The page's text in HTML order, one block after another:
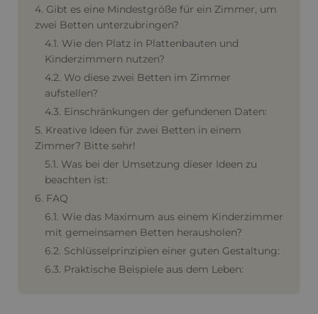
4. Gibt es eine Mindestgröße für ein Zimmer, um
zwei Betten unterzubringen?
4.1. Wie den Platz in Plattenbauten und
Kinderzimmern nutzen?
4.2. Wo diese zwei Betten im Zimmer
aufstellen?
4.3. Einschränkungen der gefundenen Daten:
5. Kreative Ideen für zwei Betten in einem
Zimmer? Bitte sehr!
5.1. Was bei der Umsetzung dieser Ideen zu
beachten ist:
6. FAQ
6.1. Wie das Maximum aus einem Kinderzimmer
mit gemeinsamen Betten herausholen?
6.2. Schlüsselprinzipien einer guten Gestaltung:
6.3. Praktische Beispiele aus dem Leben: